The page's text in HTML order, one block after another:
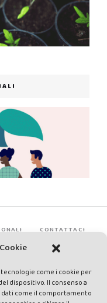
come i cookie per
dispositivo. Il consenso a
come il comportamento
CONTATTACI